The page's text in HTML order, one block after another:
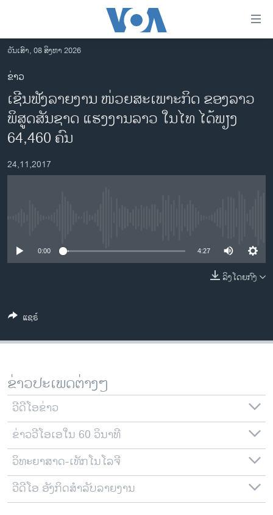
ເຂົ້າ
ຫາ
ຂ້າມ
ຂ້າມ
ຂ້າມ
ໄປ
ຫາ
ຊອກ
ຄົ້ນ
ອາເມຣິກາ
ການເລືອກຕັ້ງ ປະທານາທີບໍດີ ສະຫະລັດ 2024
ໂລກ
ຊຸມຊົນຊາວລາວ
ສຽງ
ລາຍການກະຈາຍສຽງ
ຕິດຕາມພວກເຮົາ ທີ່
ພາສາຕ່າງໆ
ວັນເສົາ, 08 ສິງຫາ 2026
ຂ່າວ
ເຊີນຟັງລາຍງານ ໜ່ວຍສະເພາະກິດ ຂອງລາວ
ພິສູດສັນຊາດ ແຮງງານລາວ ໃນໄທ ໄດ້ພຽງ
64,460 ຄົນ
24,11,2017
0:00 4:27
ລິງໂດຍກົງ
ແຊຣ໌
ຂ່າວປະເພດຕ່າງໆ
ວີດີໂອຂ່າວ
ຂ່າວວີໂອເອໃນ 60 ວິນາທີ
ວິທະຍາສາດ-ເທັກໂນໂລຈີ
ວີດີໂອ ອັງກິດສຳລັບລາຍງານ